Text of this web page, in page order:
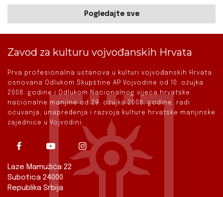
Pogledajte sve
Zavod za kulturu vojvođanskih Hrvata
Prva profesionalna ustanova u kulturi vojvođanskih Hrvata
osnovana Odlukom Skupštine AP Vojvodine od 10. ožujka
2008. godine i Odlukom Nacionalnog vijeća hrvatske
nacionalne manjine od 29. ožujka 2008. godine, radi
očuvanja, unapređenja i razvoja kulture hrvatske manjinske
zajednice u Vojvodini.
Laze Mamužića 22
Subotica 24000
Republika Srbija